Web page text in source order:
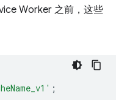
Worker 之前，这些
;